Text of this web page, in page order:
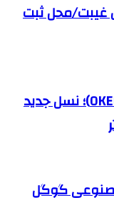
سربازان با ۸ سال غیبت/محل ثبت
معرفی کرکره فولادی اوکر (OKER)؛ نسل جدید
گوگل